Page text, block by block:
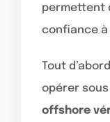
permettent
confiance à
Tout
opérer
offshore